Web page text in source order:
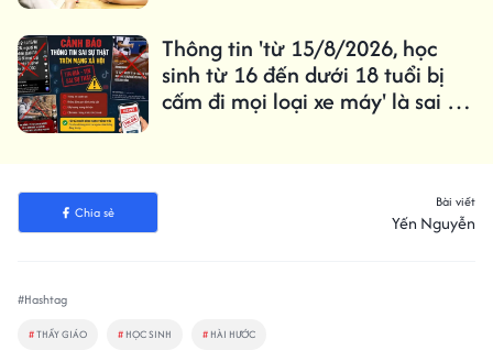
Thông tin 'từ 15/8/2026, học
sinh từ 16 đến dưới 18 tuổi bị
cấm đi mọi loại xe máy' là sai sự
Chia sẻ
Bài viết
Yến Nguyễn
#Hashtag
#THẦY GIÁO # HỌC SINH # HÀI HƯỚC